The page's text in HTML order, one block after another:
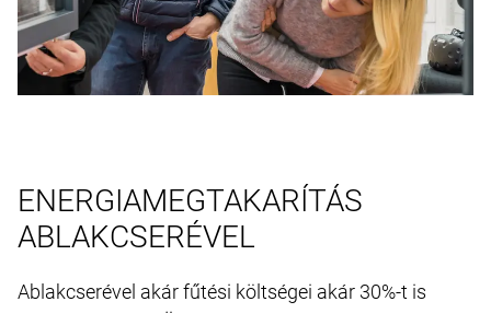
ENERGIAMEGTAKARÍTÁS
ABLAKCSERÉVEL
Ablakcserével akár fűtési költségei akár 30%-t is